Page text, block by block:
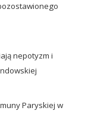
nepotyzm i
Paryskiej w